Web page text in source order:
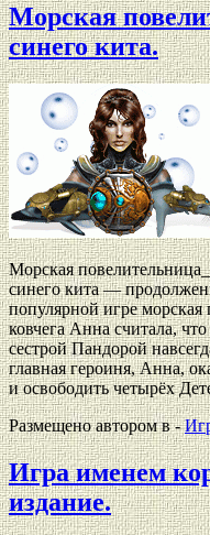
Морская
синего кита.
Морская
синего кита —
популярной игре
ковчега Анна считала,
сестрой Пандорой
главная героиня, Анна,
и освободить четырёх
Размещено автором в -
Игра именем
издание.